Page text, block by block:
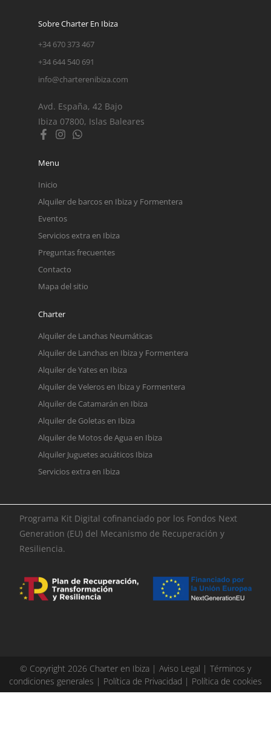
Sobre Charter En Ibiza
+34 670 373 467
+34 644 540 691
info@charterenibiza.com
Avd. España, 42 Bajo
Ibiza 07800, Islas Baleares
Menu
Inicio
Alquiler de barcos en Ibiza y Formentera
Eventos
Servicios extra en Ibiza
Preguntas frecuentes
Contacto
Mapa del sitio
Charter
Alquiler de Lanchas Neumáticas
Alquiler de Lanchas en Ibiza y Formentera
Alquiler de Yates en Ibiza
Alquiler de Veleros en Ibiza y Formentera
Alquiler de Catamarán en Ibiza
Alquiler de Goletas en Ibiza
Alquiler de Motos de Agua en Ibiza
Alquiler Juguetes acuáticos Ibiza
Servicios extra en Ibiza
Programa Kit Digital cofinanciado por los Fondos Next
Generation (EU) del Mecanismo de Recuperación y
Resiliencia.
© Copyright 2026 Charter en Ibiza | Aviso Legal | Términos y
condiciones generales | Política de Privacidad | Política de cookies